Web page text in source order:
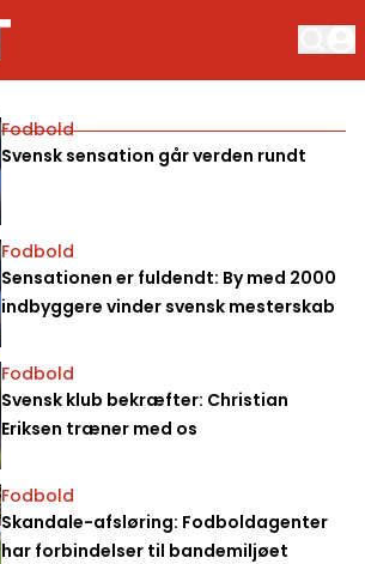
Fodbold
Svensk sensation går verden rundt
Fodbold
Sensationen er fuldendt: By med 2000
indbyggere vinder svensk mesterskab
Fodbold
Svensk klub bekræfter: Christian
Eriksen træner med os
Fodbold
Skandale-afsløring: Fodboldagenter
har forbindelser til bandemiljøet